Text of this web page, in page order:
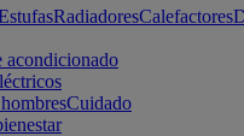
RadiadoresCalefactores
acondicionado
Cuidado